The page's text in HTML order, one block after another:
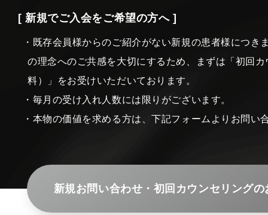
[ 新規でご入会をご希望の方へ ]
・既存会員様からのご紹介がない新規の患者様につき
の理念へのご共感を大切にするため、まずは「初回
料）」をお受けいただいております。
・毎月の受け入れ人数には限りがございます。
・本物の価値を求める方は、下記フォームよりお問い
新規お問い合わせ・初回カウンセリングの